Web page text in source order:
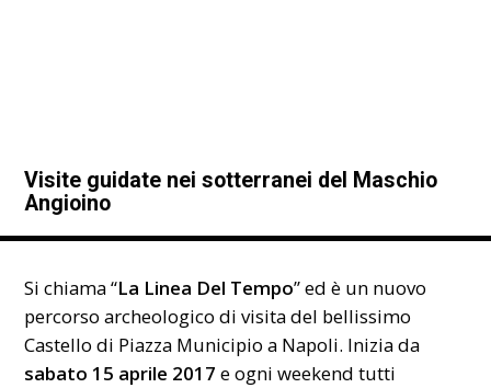
Visite guidate nei sotterranei del Maschio
Angioino
Si chiama “La Linea Del Tempo” ed è un nuovo
percorso archeologico di visita del bellissimo
Castello di Piazza Municipio a Napoli. Inizia da
sabato 15 aprile 2017 e ogni weekend tutti